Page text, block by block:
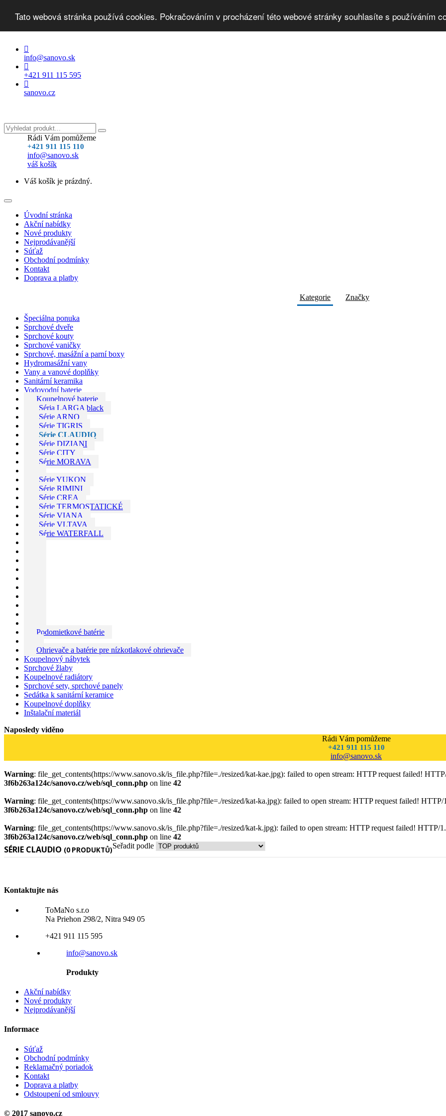
Tato webová stránka používá cookies. Pokračováním v procházení této webové stránky souhlasíte s používáním
info@sanovo.sk
+421 911 115 595
sanovo.cz
Rádi Vám pomůžeme
+421 911 115 110
info@sanovo.sk
váš košík
Váš košík je prázdný.
Toggle
navigationÚvodní stránka
Akční nabídky
Nové produkty
Nejprodávanější
Súťaž
Obchodní podmínky
Kontakt
Doprava a platby
Kategorie Značky
Špeciálna ponuka
Sprchové dveře
Sprchové kouty
Sprchové vaničky
Sprchové, masážní a parní boxy
Hydromasážní vany
Vany a vanové doplňky
Sanitární keramika
Vodovodní baterie
Koupelnové baterie
Séria LARGA black
Série ARNO
Série TIGRIS
Série CLAUDIO
Série DIZIANI
Série CITY
Série MORAVA
Série YUKON
Série RIMINI
Série CREA
Série TERMOSTATICKÉ
Série VIANA
Série VLTAVA
Série WATERFALL
Podomietkové batérie
Ohrievače a batérie pre nízkotlakové ohrievače
Koupelnový nábytek
Sprchové žlaby
Koupelnové radiátory
Sprchové sety, sprchové panely
Sedátka k sanitární keramice
Koupelnové doplňky
Inštalační materiál
Naposledy viděno
Rádi Vám pomůžeme
+421 911 115 110
info@sanovo.sk
Warning: file_get_contents(https://www.sanovo.sk/is_file.php?file=./resized/kat-kae.jpg): failed to open stream: HTTP request failed!
3f6b263a124c/sanovo.cz/web/sql_conn.php on line 42
Warning: file_get_contents(https://www.sanovo.sk/is_file.php?file=./resized/kat-ka.jpg): failed to open stream: HTTP request failed!
3f6b263a124c/sanovo.cz/web/sql_conn.php on line 42
Warning: file_get_contents(https://www.sanovo.sk/is_file.php?file=./resized/kat-k.jpg): failed to open stream: HTTP request failed! HTTP/
3f6b263a124c/sanovo.cz/web/sql_conn.php on line 42
SÉRIE CLAUDIO (0 PRODUKTŮ)Seřadit podle
Kontaktujte nás
ToMaNo s.r.o
Na Priehon 298/2, Nitra 949 05
+421 911 115 595
info@sanovo.sk
Produkty
Akční nabídky
Nové produkty
Nejprodávanější
Informace
Súťaž
Obchodní podmínky
Reklamačný poriadok
Kontakt
Doprava a platby
Odstoupení od smlouvy
© 2017 sanovo.cz